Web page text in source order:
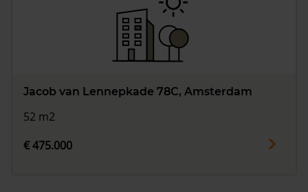
Jacob van Lennepkade 78C, Amsterdam
52 m2
€ 475.000